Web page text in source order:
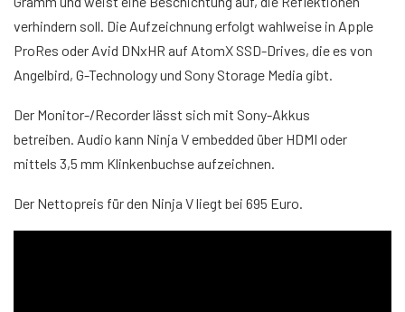
verhindern soll. Die Aufzeichnung erfolgt wahlweise in Apple
ProRes oder Avid DNxHR auf AtomX SSD-Drives, die es von
Angelbird, G-Technology und Sony Storage Media gibt.
Der Monitor-/Recorder lässt sich mit Sony-Akkus
betreiben. Audio kann Ninja V embedded über HDMI oder
mittels 3,5 mm Klinkenbuchse aufzeichnen.
Der Nettopreis für den Ninja V liegt bei 695 Euro.